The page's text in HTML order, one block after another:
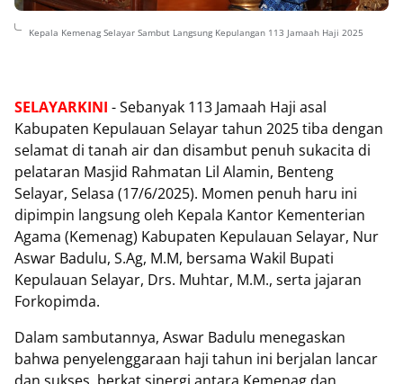
Kepala Kemenag Selayar Sambut Langsung Kepulangan 113 Jamaah Haji 2025
SELAYARKINI - Sebanyak 113 Jamaah Haji asal
Kabupaten Kepulauan Selayar tahun 2025 tiba dengan
selamat di tanah air dan disambut penuh sukacita di
pelataran Masjid Rahmatan Lil Alamin, Benteng
Selayar, Selasa (17/6/2025). Momen penuh haru ini
dipimpin langsung oleh Kepala Kantor Kementerian
Agama (Kemenag) Kabupaten Kepulauan Selayar, Nur
Aswar Badulu, S.Ag, M.M, bersama Wakil Bupati
Kepulauan Selayar, Drs. Muhtar, M.M., serta jajaran
Forkopimda.
Dalam sambutannya, Aswar Badulu menegaskan
bahwa penyelenggaraan haji tahun ini berjalan lancar